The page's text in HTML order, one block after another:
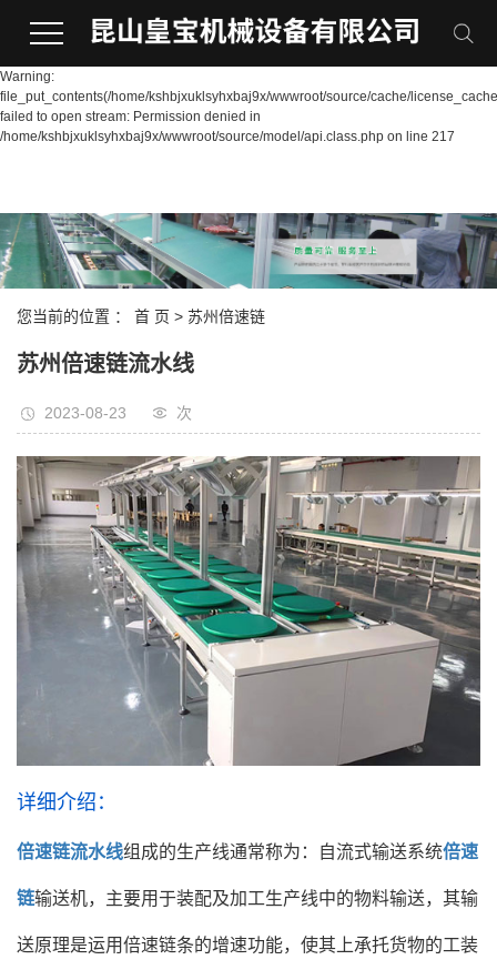
Warning:
file_put_contents(/home/kshbjxuklsyhxbaj9x/wwwroot/source/cache/
failed to open stream: Permission denied in
/home/kshbjxuklsyhxbaj9x/wwwroot/source/model/api.class.php on line 217
您当前的位置 ： 首 页 > 苏州倍速链
苏州倍速链流水线
2023-08-23 次
详细介绍：
倍速链流水线组成的生产线通常称为：自流式输送系统倍速
链输送机，主要用于装配及加工生产线中的物料输送，其输
送原理是运用倍速链条的增速功能，使其上承托货物的工装